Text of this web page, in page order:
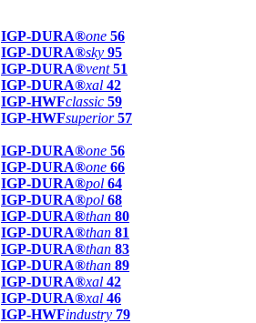
IGP-DURA®one 56
IGP-DURA®sky 95
IGP-DURA®vent 51
IGP-DURA®xal 42
IGP-HWFclassic 59
IGP-HWFsuperior 57
IGP-DURA®one 56
IGP-DURA®one 66
IGP-DURA®pol 64
IGP-DURA®pol 68
IGP-DURA®than 80
IGP-DURA®than 81
IGP-DURA®than 83
IGP-DURA®than 89
IGP-DURA®xal 42
IGP-DURA®xal 46
IGP-HWFindustry 79